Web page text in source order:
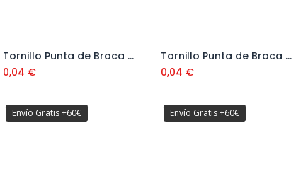
Añadir al carrito
Tornillo Punta de Broca Autotaladrante DIN 7504N Cabeza Alomada Ø4,8 mm
0,04 €
Añadir al carrito
Tornillo Punta de Broca Autotaladrante DIN 7504K Cabeza Hexagonal Ø4,8 mm
0,04 €
Envío Gratis +60€ Envío Gratis +60€